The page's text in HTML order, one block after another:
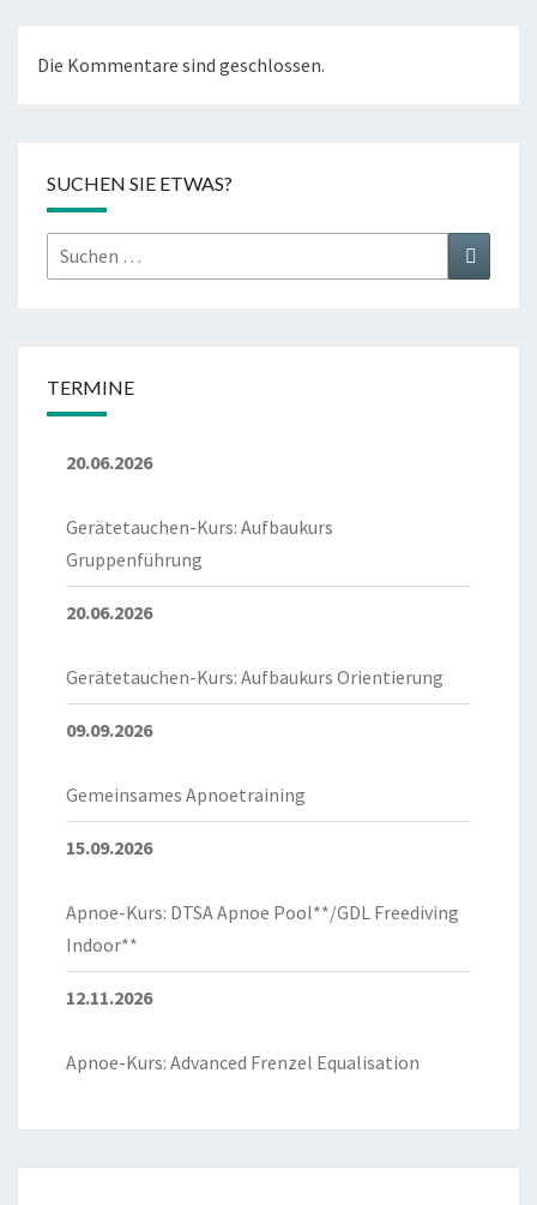
Die Kommentare sind geschlossen.
SUCHEN SIE ETWAS?
Suchen
nach:
Suchen
TERMINE
20.06.2026
Gerätetauchen-Kurs: Aufbaukurs
Gruppenführung
20.06.2026
Gerätetauchen-Kurs: Aufbaukurs Orientierung
09.09.2026
Gemeinsames Apnoetraining
15.09.2026
Apnoe-Kurs: DTSA Apnoe Pool**/GDL Freediving
Indoor**
12.11.2026
Apnoe-Kurs: Advanced Frenzel Equalisation